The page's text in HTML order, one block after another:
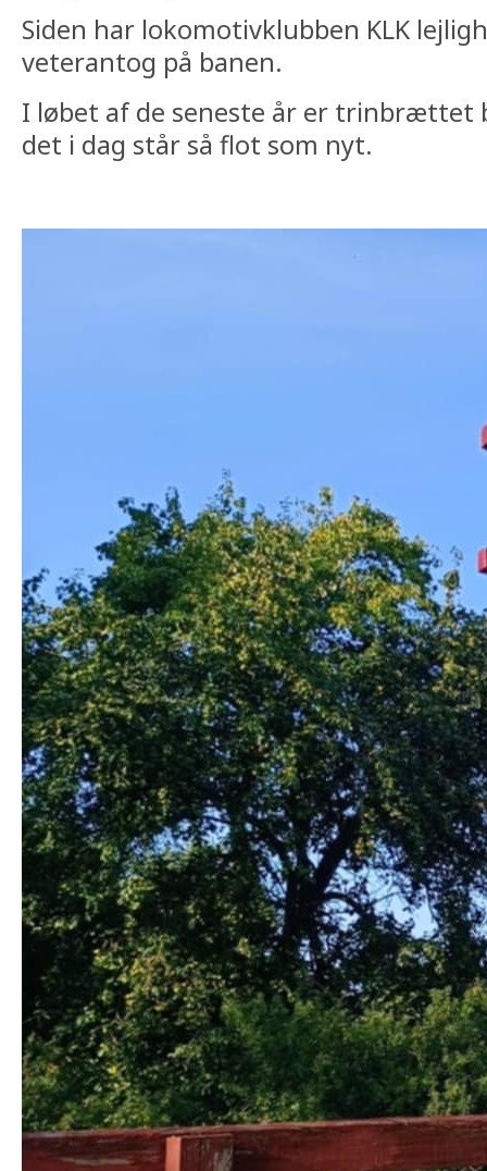
Siden har lokomotivklubben KLK
veterantog på banen.
I løbet af de seneste år er trinbrættet
det i dag står så flot som nyt.